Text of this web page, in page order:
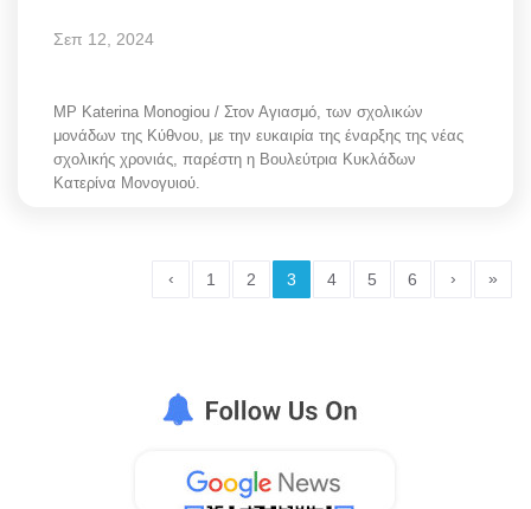
Σεπ 12, 2024
MP Katerina Monogiou / Στον Αγιασμό, των σχολικών
μονάδων της Κύθνου, με την ευκαιρία της έναρξης της νέας
σχολικής χρονιάς, παρέστη η Βουλεύτρια Κυκλάδων
Κατερίνα Μονογυιού.
‹ 1 2 3 4 5 6 › »